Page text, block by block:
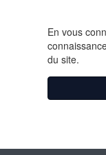
En vous
du site.